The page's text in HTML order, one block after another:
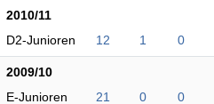
2010/11
D2-Junioren
12 1 0
2009/10
E-Junioren
21 0 0